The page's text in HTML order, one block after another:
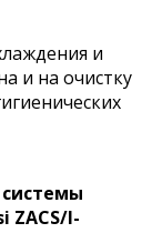
и
и на очистку
ZACS/I-